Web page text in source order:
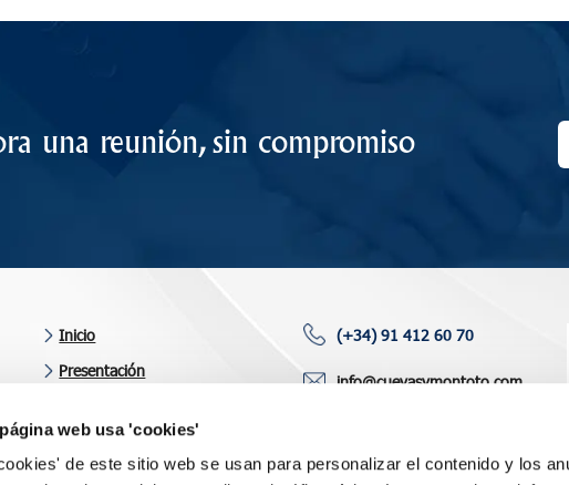
web usa 'cookies'
de este sitio web se usan para personalizar el contenido y los
una reunión, sin compromiso
Inicio
Presentación
Últimas novedades
Clientes y valoraciones
(+34) 91 412 60 70
info@cuevasymontoto.com
28046 Madrid (España)